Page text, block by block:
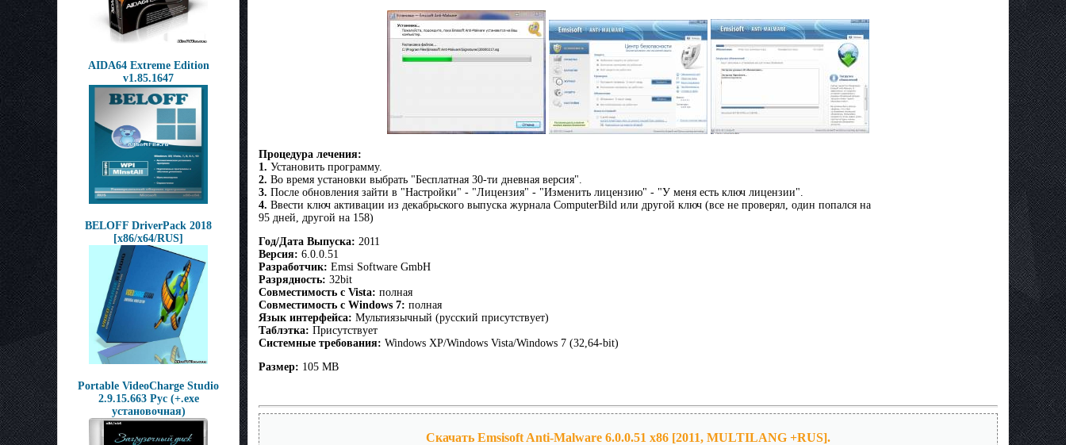
AIDA64 Extreme Edition
v1.85.1647
BELOFF DriverPack 2018
[x86/x64/RUS]
Portable VideoCharge Studio
2.9.15.663 Рус (+.ехе
установочная)
Процедура лечения:
1. Установить программу.
2. Во время установки выбрать "Бесплатная 30-ти дневная версия".
3. После обновления зайти в "Настройки" - "Лицензия" - "Изменить лицензию" - "У меня есть ключ лицензии".
4. Ввести ключ активации из декабрьского выпуска журнала ComputerBild или другой ключ (все не проверял, один попался на
95 дней, другой на 158)
Год/Дата Выпуска: 2011
Версия: 6.0.0.51
Разработчик: Emsi Software GmbH
Разрядность: 32bit
Совместимость с Vista: полная
Совместимость с Windows 7: полная
Язык интерфейса: Мультиязычный (русский присутствует)
Таблэтка: Присутствует
Системные требования: Windows XP/Windows Vista/Windows 7 (32,64-bit)
Размер: 105 MB
Скачать Emsisoft Anti-Malware 6.0.0.51 x86 [2011, MULTILANG +RUS].